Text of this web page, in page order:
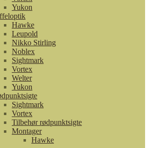
Yukon
Hawke
Leupold
Nikko Stirling
Noblex
Sightmark
Vortex
Welter
Yukon
Sightmark
Vortex
Tilbehør rødpunktsigte
Montager
Hawke